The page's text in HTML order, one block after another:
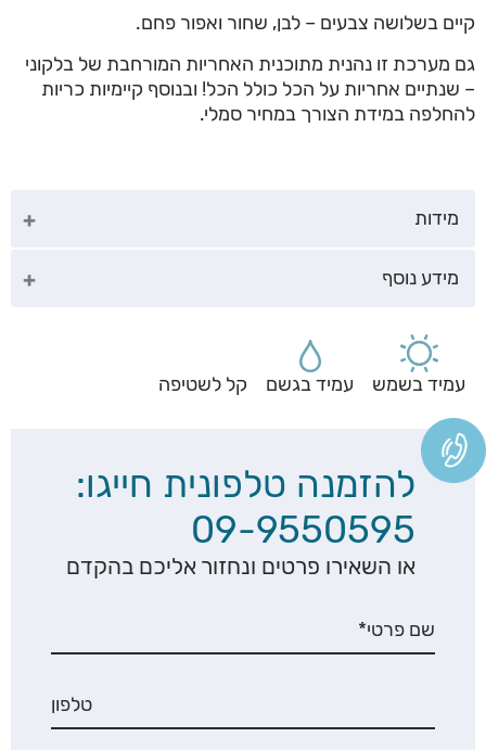
קיים בשלושה צבעים – לבן, שחור ואפור פחם.
גם מערכת זו נהנית מתוכנית האחריות המורחבת של בלקוני
– שנתיים אחריות על הכל כולל הכל! ובנוסף קיימיות כריות
להחלפה במידת הצורך במחיר סמלי.
מידות
מידע נוסף
עמיד בשמש עמיד בגשם קל לשטיפה
להזמנה טלפונית חייגו:
09-9550595
או השאירו פרטים ונחזור אליכם בהקדם